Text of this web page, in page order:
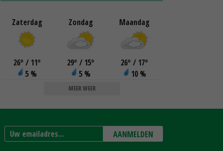
Zaterdag
26° / 11°
5 %
Zondag
29° / 15°
5 %
Maandag
26° / 17°
10 %
MEER WEER
AANMELDEN